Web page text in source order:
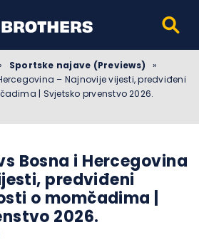
Sportske najave (Previews)
»
– Najnovije vijesti, predviđeni
| Svjetsko prvenstvo 2026.
Bosna i Hercegovina
predviđeni
o momčadima |
2026.